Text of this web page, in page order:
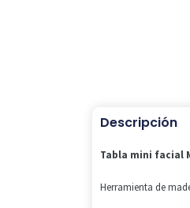
Descripción
Tabla mini facial
Herramienta de